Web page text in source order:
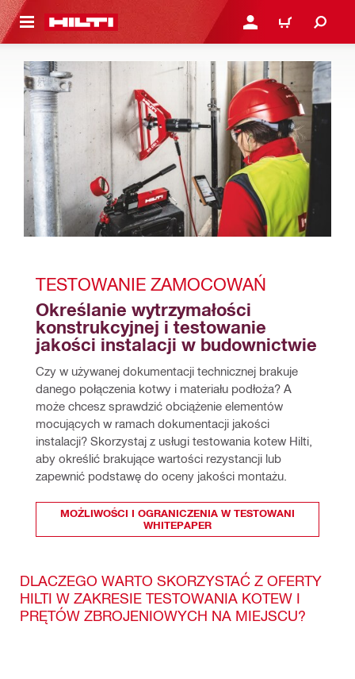
GŁÓWNEJ ZALOGUJ SIĘ LUB
KOSZYK
TESTOWANIE ZAMOCOWAŃ
Określanie wytrzymałości
konstrukcyjnej i testowanie
jakości instalacji w budownictwie
Czy w używanej dokumentacji technicznej brakuje
danego połączenia kotwy i materiału podłoża? A
może chcesz sprawdzić obciążenie elementów
mocujących w ramach dokumentacji jakości
instalacji? Skorzystaj z usługi testowania kotew Hilti,
aby określić brakujące wartości rezystancji lub
zapewnić podstawę do oceny jakości montażu.
MOŻLIWOŚCI I OGRANICZENIA W TESTOWANI
WHITEPAPER
DLACZEGO WARTO SKORZYSTAĆ Z OFERTY
HILTI W ZAKRESIE TESTOWANIA KOTEW I
PRĘTÓW ZBROJENIOWYCH NA MIEJSCU?